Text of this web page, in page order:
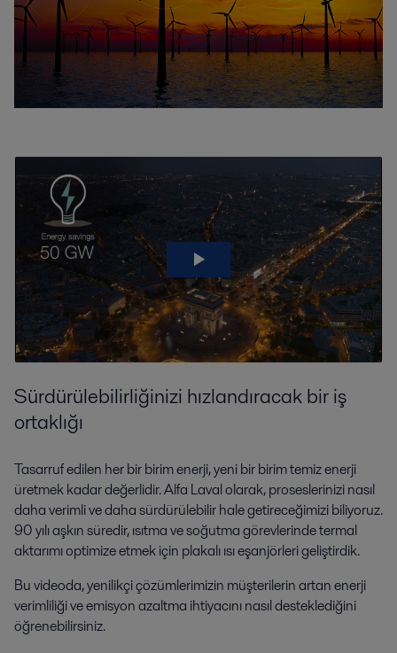
Sürdürülebilirliğinizi hızlandıracak bir iş
ortaklığı
Tasarruf edilen her bir birim enerji, yeni bir birim temiz enerji
üretmek kadar değerlidir. Alfa Laval olarak, proseslerinizi nasıl
daha verimli ve daha sürdürülebilir hale getireceğimizi biliyoruz.
90 yılı aşkın süredir, ısıtma ve soğutma görevlerinde termal
aktarımı optimize etmek için plakalı ısı eşanjörleri geliştirdik.
Bu videoda, yenilikçi çözümlerimizin müşterilerin artan enerji
verimliliği ve emisyon azaltma ihtiyacını nasıl desteklediğini
öğrenebilirsiniz.